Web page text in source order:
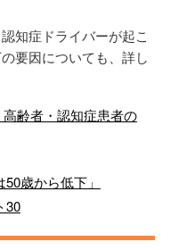
知症ドライバーが起こ
要因についても、詳し
高齢者・認知症患者の
歳から低下」
30